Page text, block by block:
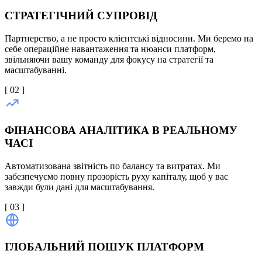
СТРАТЕГІЧНИЙ СУПРОВІД
Партнерство, а не просто клієнтські відносини. Ми беремо на
себе операційне навантаження та нюанси платформ,
звільняючи вашу команду для фокусу на стратегії та
масштабуванні.
[ 02 ]
ФІНАНСОВА АНАЛІТИКА В РЕАЛЬНОМУ
ЧАСІ
Автоматизована звітність по балансу та витратах. Ми
забезпечуємо повну прозорість руху капіталу, щоб у вас
завжди були дані для масштабування.
[ 03 ]
ГЛОБАЛЬНИЙ ПОШУК ПЛАТФОРМ